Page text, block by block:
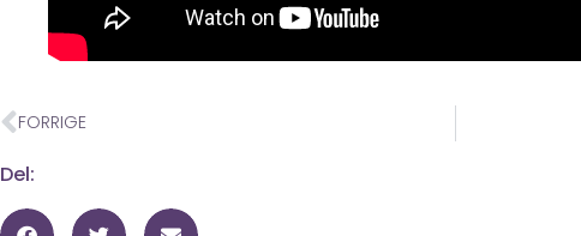
FORRIGE
Del: